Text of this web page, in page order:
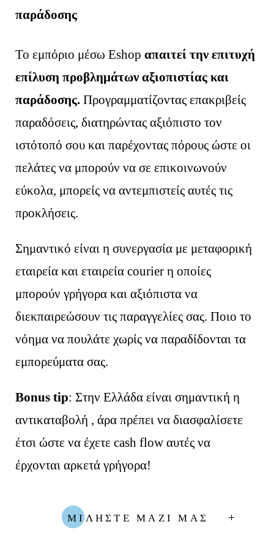
παράδοσης
Το εμπόριο μέσω Eshopαπαιτεί την επιτυχή
επίλυση προβλημάτων αξιοπιστίας και
παράδοσης. Προγραμματίζοντας επακριβείς
παραδόσεις, διατηρώντας αξιόπιστο τον
ιστότοπό σου και παρέχοντας πόρους ώστε οι
πελάτες να μπορούν να σε επικοινωνούν
εύκολα, μπορείς να αντεμπιστείς αυτές τις
προκλήσεις.
Σημαντικό είναι η συνεργασία με μεταφορική
εταιρεία και εταιρεία courier η οποίες
μπορούν γρήγορα και αξιόπιστα να
διεκπαιρεώσουν τις παραγγελίες σας. Ποιο το
νόημα να πουλάτε χωρίς να παραδίδονται τα
εμπορεύματα σας.
Bonus tip: Στην Ελλάδα είναι σημαντική η
αντικαταβολή , άρα πρέπει να διασφαλίσετε
έτσι ώστε να έχετε cash flow αυτές να
έρχονται αρκετά γρήγορα!
ΜΙΛΗΣΤΕ ΜΑΖΙ ΜΑΣ